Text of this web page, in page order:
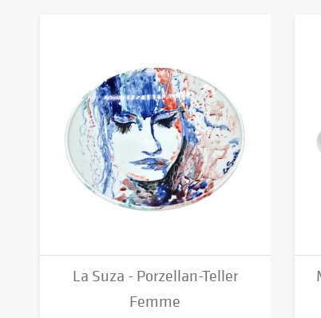
La Suza - Porzellan-Teller
Femme